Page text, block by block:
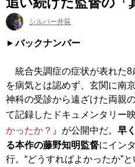
シルバー井荻
バックナンバー
統合失調症の症状が表れた8
を病気とは認めず、玄関に南
神科の受診から遠ざけた両親
て記録したドキュメンタリー
かったか？ 』が公開中だ。 早
る本作の藤野知明監督にイン
行。“どうすればよかったか”